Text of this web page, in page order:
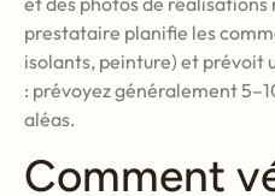
prestataire planifie les
isolants, peinture) et prévoit
: prévoyez généralement
aléas.
Comment